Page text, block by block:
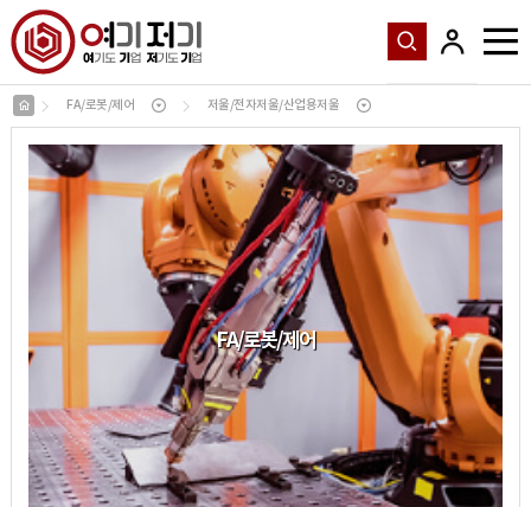
FA/로봇/제어 저울/전자저울/산업용저울
FA/로봇/제어